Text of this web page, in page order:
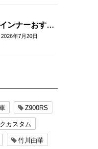
ンナーおすす
ーリングを快
2026年7月20日
Z900RS
カスタム
竹川由華